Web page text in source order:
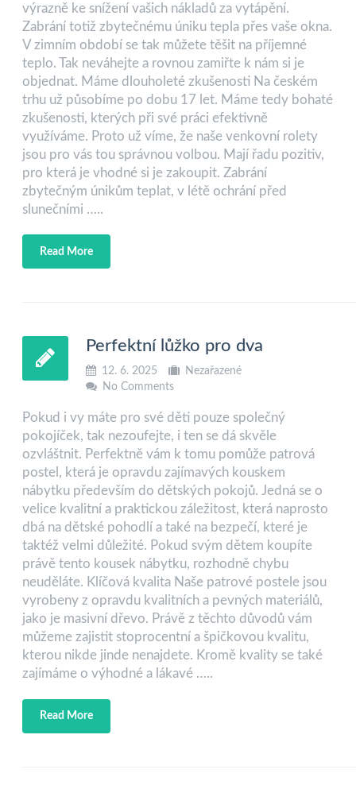
výrazně ke snížení vašich nákladů za vytápění.
Zabrání totiž zbytečnému úniku tepla přes vaše okna.
V zimním období se tak můžete těšit na příjemné
teplo. Tak neváhejte a rovnou zamiřte k nám si je
objednat. Máme dlouholeté zkušenosti Na českém
trhu už působíme po dobu 17 let. Máme tedy bohaté
zkušenosti, kterých při své práci efektivně
využíváme. Proto už víme, že naše venkovní rolety
jsou pro vás tou správnou volbou. Mají řadu pozitiv,
pro která je vhodné si je zakoupit. Zabrání
zbytečným únikům teplat, v létě ochrání před
slunečními …..
Read More
Perfektní lůžko pro dva
12. 6. 2025
Nezařazené
No Comments
Pokud i vy máte pro své děti pouze společný
pokojíček, tak nezoufejte, i ten se dá skvěle
ozvláštnit. Perfektně vám k tomu pomůže patrová
postel, která je opravdu zajímavých kouskem
nábytku především do dětských pokojů. Jedná se o
velice kvalitní a praktickou záležitost, která naprosto
dbá na dětské pohodlí a také na bezpečí, které je
taktéž velmi důležité. Pokud svým dětem koupíte
právě tento kousek nábytku, rozhodně chybu
neuděláte. Klíčová kvalita Naše patrové postele jsou
vyrobeny z opravdu kvalitních a pevných materiálů,
jako je masivní dřevo. Právě z těchto důvodů vám
můžeme zajistit stoprocentní a špičkovou kvalitu,
kterou nikde jinde nenajdete. Kromě kvality se také
zajímáme o výhodné a lákavé …..
Read More